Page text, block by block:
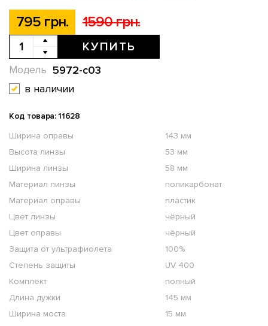
795 грн. 1590 грн.
КУПИТЬ
5972-c03
Модель
в наличии
Код товара: 11628
Ширина оправы
143 мм
Высота линзы
53 мм
Ширина линзы
58 мм
Материал линзы
поликарбонат
Материал оправы
пластик
Цвет линзы
чёрный
Цвет оправы
чёрный
Защита от ультрафиолета
100%
Степень защиты
UV 400
Комплект
полный
Длина дужки
145 мм
Ширина моста
15 мм